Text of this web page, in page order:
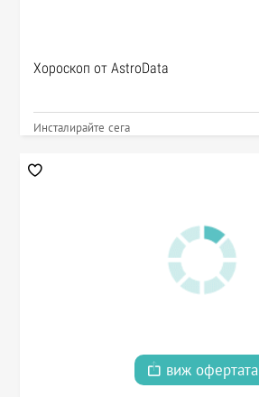
Хороскоп от AstroData
Инсталирайте сега
виж офертата